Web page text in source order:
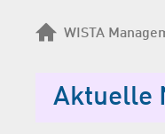
WISTA
Aktuelle